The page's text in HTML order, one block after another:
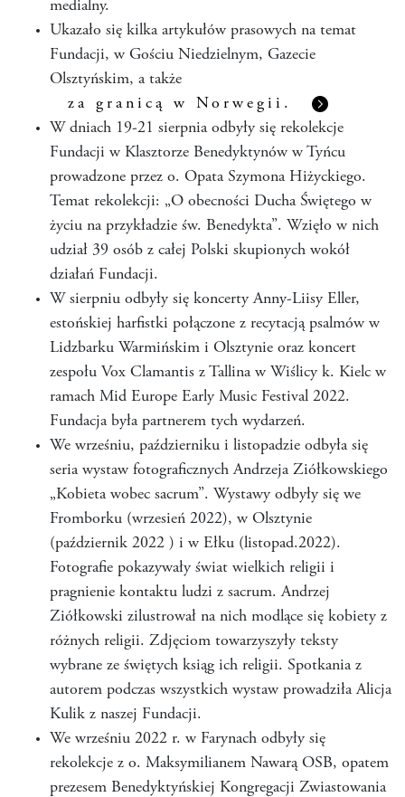
medialny.
Ukazało się kilka artykułów prasowych na temat
Fundacji, w Gościu Niedzielnym, Gazecie
Olsztyńskim, a także
za granicą w Norwegii.
W dniach 19-21 sierpnia odbyły się rekolekcje
Fundacji w Klasztorze Benedyktynów w Tyńcu
prowadzone przez o. Opata Szymona Hiżyckiego.
Temat rekolekcji: „O obecności Ducha Świętego w
życiu na przykładzie św. Benedykta”. Wzięło w nich
udział 39 osób z całej Polski skupionych wokół
działań Fundacji.
W sierpniu odbyły się koncerty Anny-Liisy Eller,
estońskiej harfistki połączone z recytacją psalmów w
Lidzbarku Warmińskim i Olsztynie oraz koncert
zespołu Vox Clamantis z Tallina w Wiślicy k. Kielc w
ramach Mid Europe Early Music Festival 2022.
Fundacja była partnerem tych wydarzeń.
We wrześniu, październiku i listopadzie odbyła się
seria wystaw fotograficznych Andrzeja Ziółkowskiego
„Kobieta wobec sacrum”. Wystawy odbyły się we
Fromborku (wrzesień 2022), w Olsztynie
(październik 2022 ) i w Ełku (listopad.2022).
Fotografie pokazywały świat wielkich religii i
pragnienie kontaktu ludzi z sacrum. Andrzej
Ziółkowski zilustrował na nich modlące się kobiety z
różnych religii. Zdjęciom towarzyszyły teksty
wybrane ze świętych ksiąg ich religii. Spotkania z
autorem podczas wszystkich wystaw prowadziła Alicja
Kulik z naszej Fundacji.
We wrześniu 2022 r. w Farynach odbyły się
rekolekcje z o. Maksymilianem Nawarą OSB, opatem
prezesem Benedyktyńskiej Kongregacji Zwiastowania